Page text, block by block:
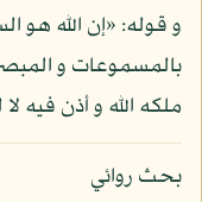
و قوله: «إن الله هو
بالمسموعات و
ملكه الله و أذن فيه لا
بحث روائي